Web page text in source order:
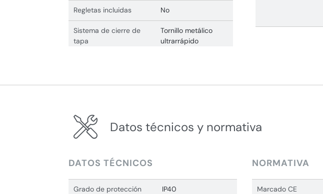
Regletas incluidas No
Sistema de cierre de
tapa
Tornillo metálico
ultrarrápido
Datos técnicos y normativa
DATOS TÉCNICOS
Grado de protección
IP40
NORMATIVA
Marcado CE